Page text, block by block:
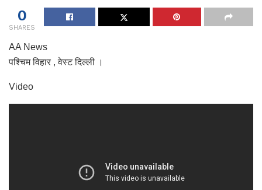
0
SHARES
AA News
पश्चिम विहार , वेस्ट दिल्ली ।
Video